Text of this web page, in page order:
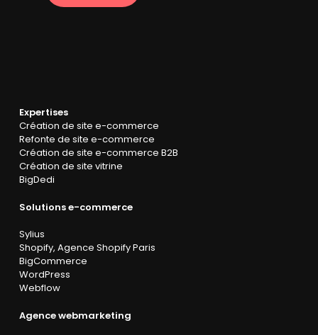
Expertises
Création de site e-commerce
Refonte de site e-commerce
Création de site e-commerce B2B
Création de site vitrine
BigDedi
Solutions e-commerce
Sylius
Shopify, Agence Shopify Paris
BigCommerce
WordPress
Webflow
Agence webmarketing